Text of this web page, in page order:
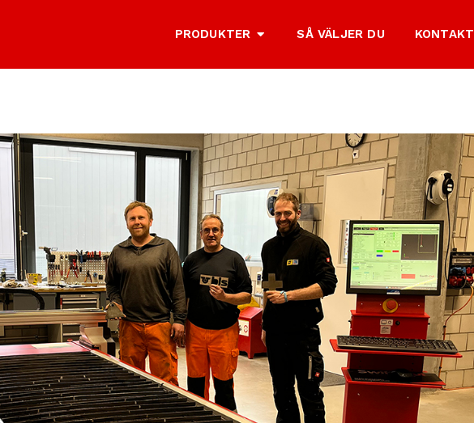
PRODUKTER SÅ VÄLJER DU KONTAKT